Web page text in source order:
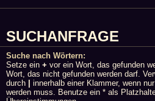
SUCHANFRAGE
Suche nach Wörtern:
Setze ein + vor ein Wort, das gefunden
Wort, das nicht gefunden werden darf.
durch | innerhalb einer Klammer, wenn
werden muss. Benutze ein * als